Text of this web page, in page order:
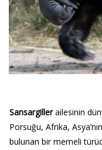
Sansargillerailesinin
Porsuğu, Afrika,
bulunan bir memeli